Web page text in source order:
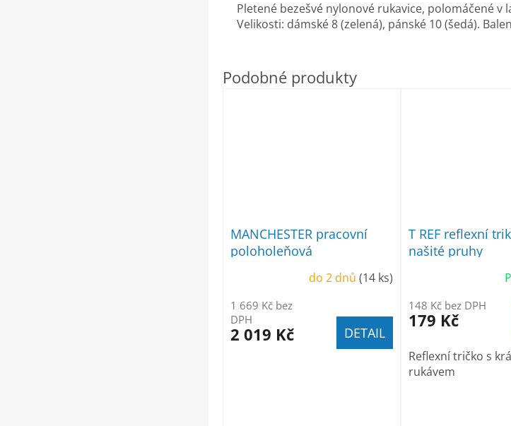
Pletené bezešvé nylonové rukavice, polomáčené
Velikosti: dámské 8 (zelená), pánské 10 (šedá).
MANCHESTER pracovní
poloholeňová
do 2 dnů(14 ks)
1 669 Kč bez
DPH
2 019 Kč DETAIL
T REF reflexní
našité pruhy
148 Kč bez DPH
179 Kč
Reflexní tričko s
rukávem